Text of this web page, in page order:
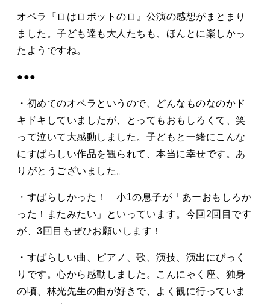
お知らせ ぷかぷか日記
アクセス
オペラ『ロはロボットのロ』公演の感想がまとまり
ました。子ども達も大人たちも、ほんとに楽しかっ
たようですね。
●●●
・初めてのオペラというので、どんなものなのかド
キドキしていましたが、とってもおもしろくて、笑
って泣いて大感動しました。子どもと一緒にこんな
にすばらしい作品を観られて、本当に幸せです。あ
りがとうございました。
・すばらしかった！ 小1の息子が「あーおもしろか
った！またみたい」といっています。今回2回目です
が、3回目もぜひお願いします！
・すばらしい曲、ピアノ、歌、演技、演出にびっく
りです。心から感動しました。こんにゃく座、独身
の頃、林光先生の曲が好きで、よく観に行っていま